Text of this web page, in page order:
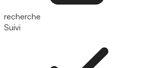
recherche
Suivi